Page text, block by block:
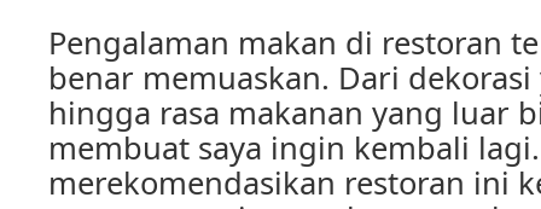
Pengalaman makan di restoran
benar memuaskan. Dari
hingga rasa makanan yang luar
membuat saya ingin kembali
merekomendasikan restoran ini